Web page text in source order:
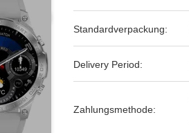
Standardverpackung:
Delivery Period:
Zahlungsmethode: